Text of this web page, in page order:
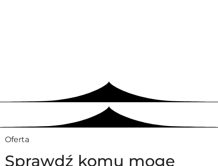
Oferta
Sprawdź komu mogę